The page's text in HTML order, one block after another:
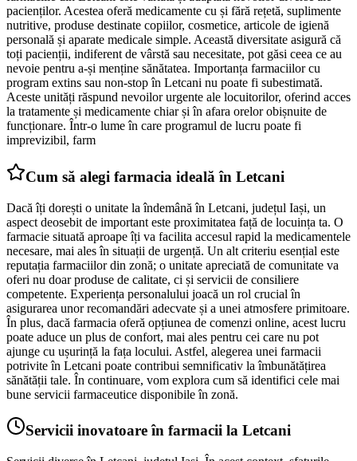
pacienților. Acestea oferă medicamente cu și fără rețetă, suplimente
nutritive, produse destinate copiilor, cosmetice, articole de igienă
personală și aparate medicale simple. Această diversitate asigură că
toți pacienții, indiferent de vârstă sau necesitate, pot găsi ceea ce au
nevoie pentru a-și menține sănătatea. Importanța farmaciilor cu
program extins sau non-stop în Letcani nu poate fi subestimată.
Aceste unități răspund nevoilor urgente ale locuitorilor, oferind acces
la tratamente și medicamente chiar și în afara orelor obișnuite de
funcționare. Într-o lume în care programul de lucru poate fi
imprevizibil, farm
Cum să alegi farmacia ideală în Letcani
Dacă îți dorești o unitate la îndemână în Letcani, județul Iași, un
aspect deosebit de important este proximitatea față de locuința ta. O
farmacie situată aproape îți va facilita accesul rapid la medicamentele
necesare, mai ales în situații de urgență. Un alt criteriu esențial este
reputația farmaciilor din zonă; o unitate apreciată de comunitate va
oferi nu doar produse de calitate, ci și servicii de consiliere
competente. Experiența personalului joacă un rol crucial în
asigurarea unor recomandări adecvate și a unei atmosfere primitoare.
În plus, dacă farmacia oferă opțiunea de comenzi online, acest lucru
poate aduce un plus de confort, mai ales pentru cei care nu pot
ajunge cu ușurință la fața locului. Astfel, alegerea unei farmacii
potrivite în Letcani poate contribui semnificativ la îmbunătățirea
sănătății tale. În continuare, vom explora cum să identifici cele mai
bune servicii farmaceutice disponibile în zonă.
Servicii inovatoare în farmacii la Letcani